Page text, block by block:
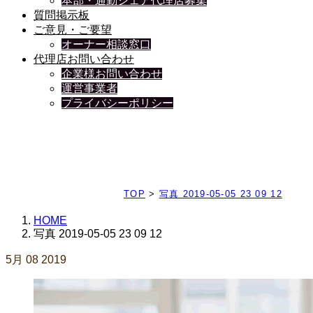
質問掲示板
ご意見・ご要望
オーナー相談窓口
代理店お問い合わせ
企業様お問い合わせ
運営事業者
プライバシーポリシー
TOP > 写真 2019-05-05 23 09 12
HOME
写真 2019-05-05 23 09 12
5月 08 2019